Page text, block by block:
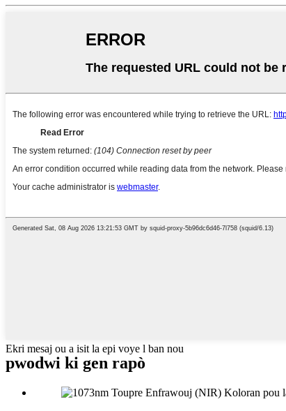
Ekri mesaj ou a isit la epi voye l ban nou
pwodwi ki gen rapò